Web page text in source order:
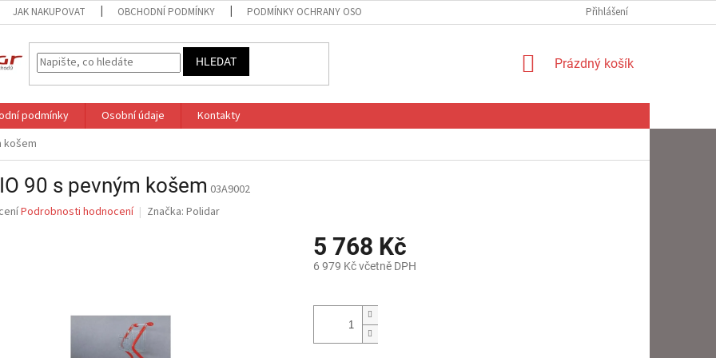
JAK NAKUPOVAT OBCHODNÍ PODMÍNKY PODMÍNKY OCHRANY OSOBNÍCH ÚDAJŮ Přihlášení
HLEDAT
NÁKUPNÍ
Prázdný košík
podmínky Osobní údaje
Kontakty
košem
90 s pevným košem 03A9002
Podrobnosti hodnocení Značka: Polidar
5 768 Kč
6 979 Kč včetně DPH
cena: